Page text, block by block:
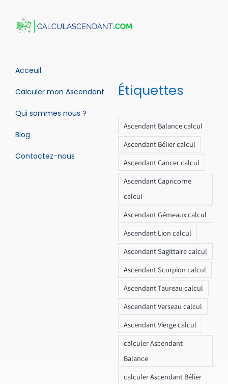
Acceuil
Calculer mon Ascendant
Qui sommes nous ?
Blog
Contactez-nous
Étiquettes
Ascendant Balance calcul
Ascendant Bélier calcul
Ascendant Cancer calcul
Ascendant Capricorne
calcul
Ascendant Gémeaux calcul
Ascendant Lion calcul
Ascendant Sagittaire calcul
Ascendant Scorpion calcul
Ascendant Taureau calcul
Ascendant Verseau calcul
Ascendant Vierge calcul
calculer Ascendant
Balance
calculer Ascendant Bélier